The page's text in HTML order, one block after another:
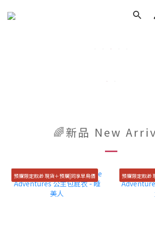
🌈新品 New
預購限定款🎁 現貨＋預購|同享早鳥價 預購限定款🎁